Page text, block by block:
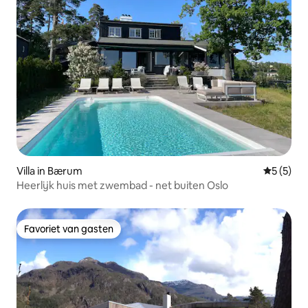
Villa in Bærum
5 (5)
Heerlijk huis met zwembad - net buiten Oslo
Favoriet van gasten
Favoriet van gasten